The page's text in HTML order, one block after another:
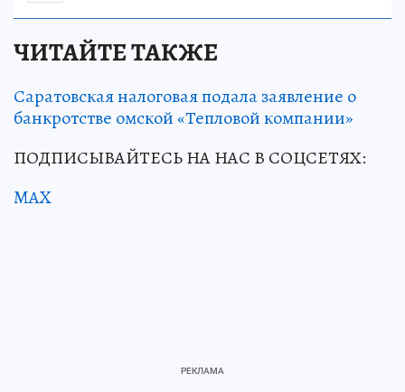
ЧИТАЙТЕ ТАКЖЕ
Саратовская налоговая подала заявление о
банкротстве омской «Тепловой компании»
ПОДПИСЫВАЙТЕСЬ НА НАС В СОЦСЕТЯХ:
MAX